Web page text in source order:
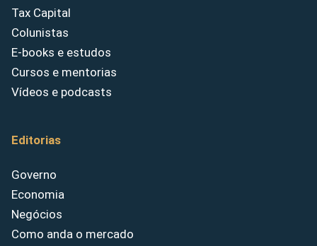
Tax Capital
Colunistas
E-books e estudos
Cursos e mentorias
Vídeos e podcasts
Editorias
Governo
Economia
Negócios
Como anda o mercado